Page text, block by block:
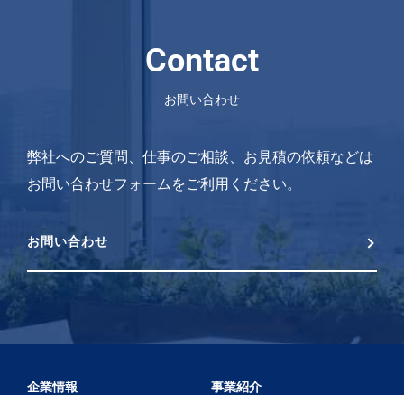
Contact
お問い合わせ
弊社へのご質問、仕事のご相談、お見積の依頼などは
お問い合わせフォームをご利用ください。
お問い合わせ
企業情報 事業紹介